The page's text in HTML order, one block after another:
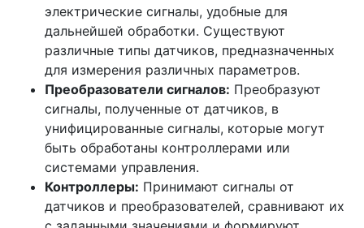
электрические сигналы, удобные для
дальнейшей обработки. Существуют
различные типы датчиков, предназначенных
для измерения различных параметров.
Преобразователи сигналов: Преобразуют
сигналы, полученные от датчиков, в
унифицированные сигналы, которые могут
быть обработаны контроллерами или
системами управления.
Контроллеры: Принимают сигналы от
датчиков и преобразователей, сравнивают их